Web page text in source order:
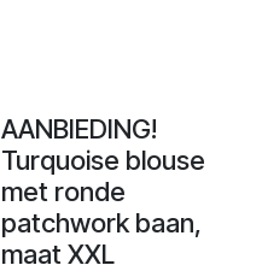
AANBIEDING!
Turquoise blouse
met ronde
patchwork baan,
maat XXL